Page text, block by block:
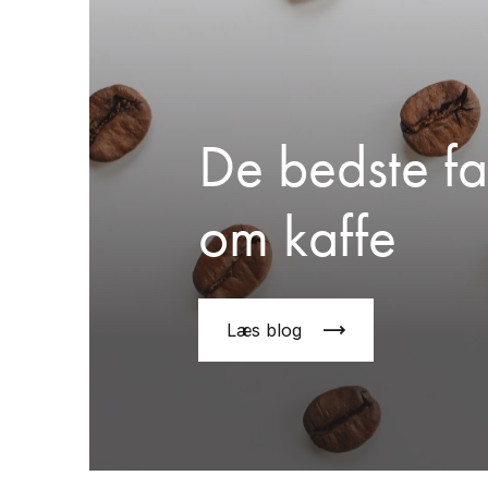
De bedste
om kaffe
Læs blog